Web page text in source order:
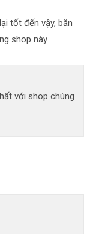
tốt đến vậy, băn
shop này
với shop chúng